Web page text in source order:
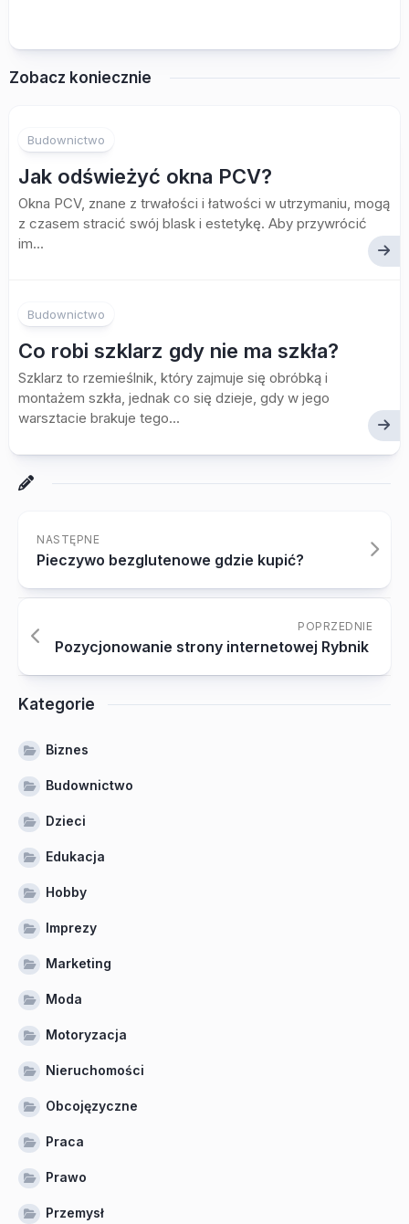
Zobacz koniecznie
Budownictwo
Jak odświeżyć okna PCV?
Okna PCV, znane z trwałości i łatwości w utrzymaniu, mogą
z czasem stracić swój blask i estetykę. Aby przywrócić
im...
Budownictwo
Co robi szklarz gdy nie ma szkła?
Szklarz to rzemieślnik, który zajmuje się obróbką i
montażem szkła, jednak co się dzieje, gdy w jego
warsztacie brakuje tego...
NASTĘPNE
Pieczywo bezglutenowe gdzie kupić?
POPRZEDNIE
Pozycjonowanie strony internetowej Rybnik
Kategorie
Biznes
Budownictwo
Dzieci
Edukacja
Hobby
Imprezy
Marketing
Moda
Motoryzacja
Nieruchomości
Obcojęzyczne
Praca
Prawo
Przemysł